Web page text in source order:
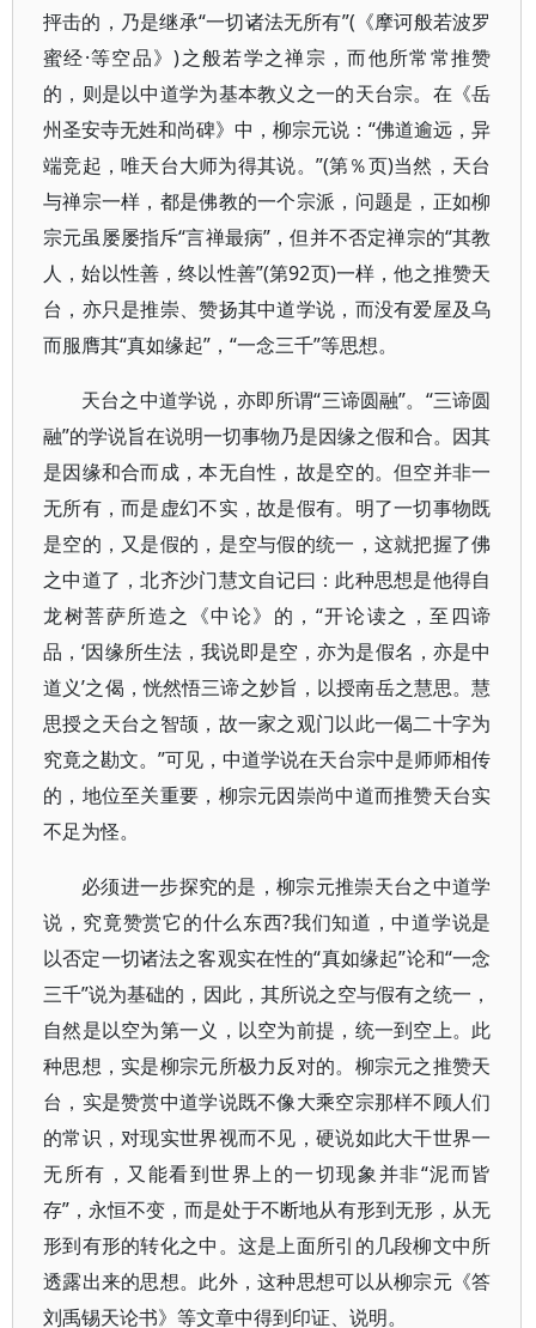
抨击的，乃是继承“一切诸法无所有”(《摩诃般若波罗
蜜经·等空品》)之般若学之禅宗，而他所常常推赞
的，则是以中道学为基本教义之一的天台宗。在《岳
州圣安寺无姓和尚碑》中，柳宗元说：“佛道逾远，异
端竞起，唯天台大师为得其说。”(第％页)当然，天台
与禅宗一样，都是佛教的一个宗派，问题是，正如柳
宗元虽屡屡指斥“言禅最病”，但并不否定禅宗的“其教
人，始以性善，终以性善”(第92页)一样，他之推赞天
台，亦只是推崇、赞扬其中道学说，而没有爱屋及乌
而服膺其“真如缘起”，“一念三千”等思想。
天台之中道学说，亦即所谓“三谛圆融”。“三谛圆
融”的学说旨在说明一切事物乃是因缘之假和合。因其
是因缘和合而成，本无自性，故是空的。但空并非一
无所有，而是虚幻不实，故是假有。明了一切事物既
是空的，又是假的，是空与假的统一，这就把握了佛
之中道了，北齐沙门慧文自记曰：此种思想是他得自
龙树菩萨所造之《中论》的，“开论读之，至四谛
品，‘因缘所生法，我说即是空，亦为是假名，亦是中
道义’之偈，恍然悟三谛之妙旨，以授南岳之慧思。慧
思授之天台之智颉，故一家之观门以此一偈二十字为
究竟之勘文。”可见，中道学说在天台宗中是师师相传
的，地位至关重要，柳宗元因崇尚中道而推赞天台实
不足为怪。
必须进一步探究的是，柳宗元推崇天台之中道学
说，究竟赞赏它的什么东西?我们知道，中道学说是
以否定一切诸法之客观实在性的“真如缘起”论和“一念
三千”说为基础的，因此，其所说之空与假有之统一，
自然是以空为第一义，以空为前提，统一到空上。此
种思想，实是柳宗元所极力反对的。柳宗元之推赞天
台，实是赞赏中道学说既不像大乘空宗那样不顾人们
的常识，对现实世界视而不见，硬说如此大干世界一
无所有，又能看到世界上的一切现象并非“泥而皆
存”，永恒不变，而是处于不断地从有形到无形，从无
形到有形的转化之中。这是上面所引的几段柳文中所
透露出来的思想。此外，这种思想可以从柳宗元《答
刘禹锡天论书》等文章中得到印证、说明。